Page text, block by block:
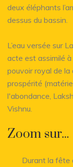
deux éléphants
dessus du bassin.
L’eau versée sur
acte est assimilé
pouvoir royal de la
prospérité
l'abondance,
Vishnu.
Zoom sur...
Durant la fête